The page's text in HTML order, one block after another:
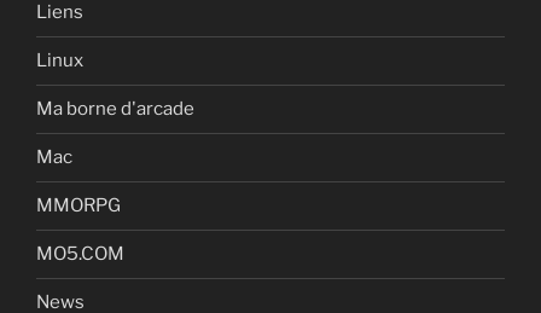
Liens
Linux
Ma borne d'arcade
Mac
MMORPG
MO5.COM
News